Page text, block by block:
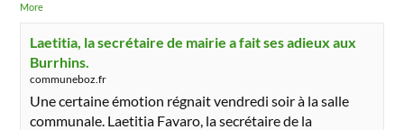
More
Laetitia, la secrétaire de mairie a fait ses adieux aux
Burrhins.
communeboz.fr
Une certaine émotion régnait vendredi soir à la salle
communale. Laetitia Favaro, la secrétaire de la